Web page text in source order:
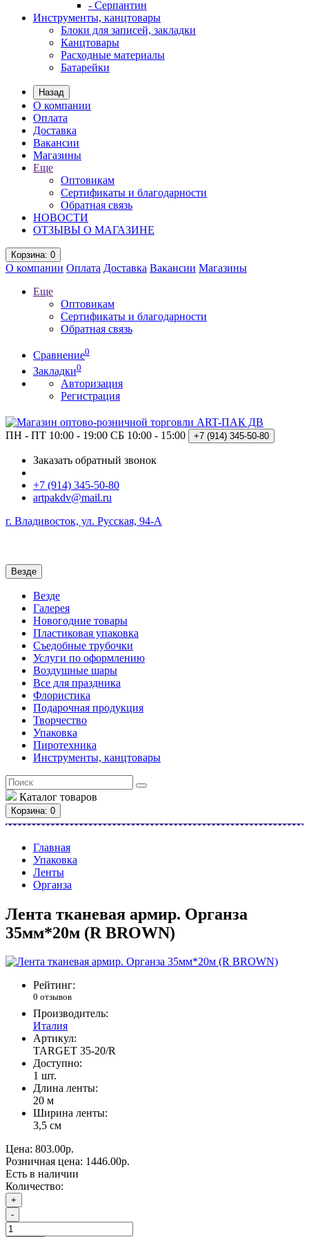
- Серпантин
Инструменты, канцтовары
Блоки для записей, закладки
Канцтовары
Расходные материалы
Батарейки
Назад
О компании
Оплата
Доставка
Вакансии
Магазины
Еще
Оптовикам
Сертификаты и благодарности
Обратная связь
НОВОСТИ
ОТЗЫВЫ О МАГАЗИНЕ
Корзина: 0
О компании Оплата Доставка Вакансии Магазины
Еще
Оптовикам
Сертификаты и благодарности
Обратная связь
Сравнение0
Закладки0
Авторизация
Регистрация
ПН - ПТ 10:00 - 19:00 СБ 10:00 - 15:00 +7 (914) 345-50-80
Заказать обратный звонок
+7 (914) 345-50-80
artpakdv@mail.ru
г. Владивосток, ул. Русская, 94-А
Везде
Везде
Галерея
Новогодние товары
Пластиковая упаковка
Съедобные трубочки
Услуги по оформлению
Воздушные шары
Все для праздника
Флористика
Подарочная продукция
Творчество
Упаковка
Пиротехника
Инструменты, канцтовары
Каталог товаров
Корзина: 0
Главная
Упаковка
Ленты
Органза
Лента тканевая армир. Органза
35мм*20м (R BROWN)
Рейтинг:
0 отзывов
Производитель:
Италия
Артикул:
TARGET 35-20/R
Доступно:
1 шт.
Длина ленты:
20 м
Ширина ленты:
3,5 см
Цена: 803.00р.
Розничная цена: 1446.00р.
Есть в наличии
Количество:
+
-